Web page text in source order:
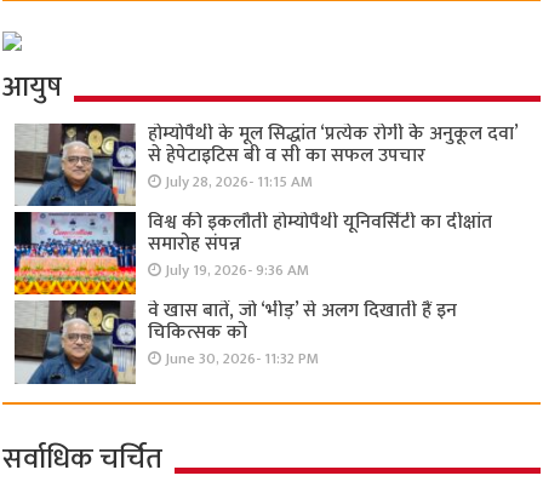
आयुष
होम्योपैथी के मूल सिद्धांत ‘प्रत्येक रोगी केे अनुकूल दवा’
से हेपेटाइटिस बी व सी का सफल उपचार
July 28, 2026- 11:15 AM
विश्व की इकलौती होम्योपैथी यूनिवर्सिटी का दीक्षांत
समारोह संपन्न
July 19, 2026- 9:36 AM
वे खास बातें, जो ‘भीड़’ से अलग दिखाती हैं इन
चिकित्सक को
June 30, 2026- 11:32 PM
सर्वाधिक चर्चित